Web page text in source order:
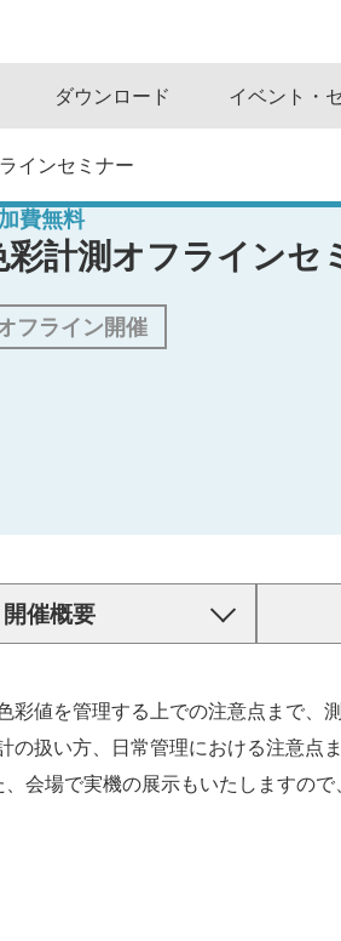
ダウンロード イベント・
インセミナー
費無料
彩計測オフラインセ
フライン開催
開催概要
値を管理する上での注意点まで
扱い方、日常管理における注意点
会場で実機の展示もいたしますので